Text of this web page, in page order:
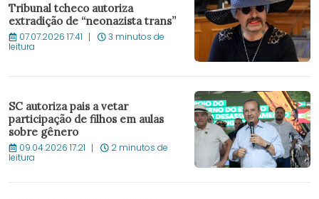
Tribunal tcheco autoriza
extradição de “neonazista trans”
07.07.2026 17:41 3 minutos de
leitura
SC autoriza pais a vetar
participação de filhos em aulas
sobre gênero
09.04.2026 17:21 2 minutos de
leitura